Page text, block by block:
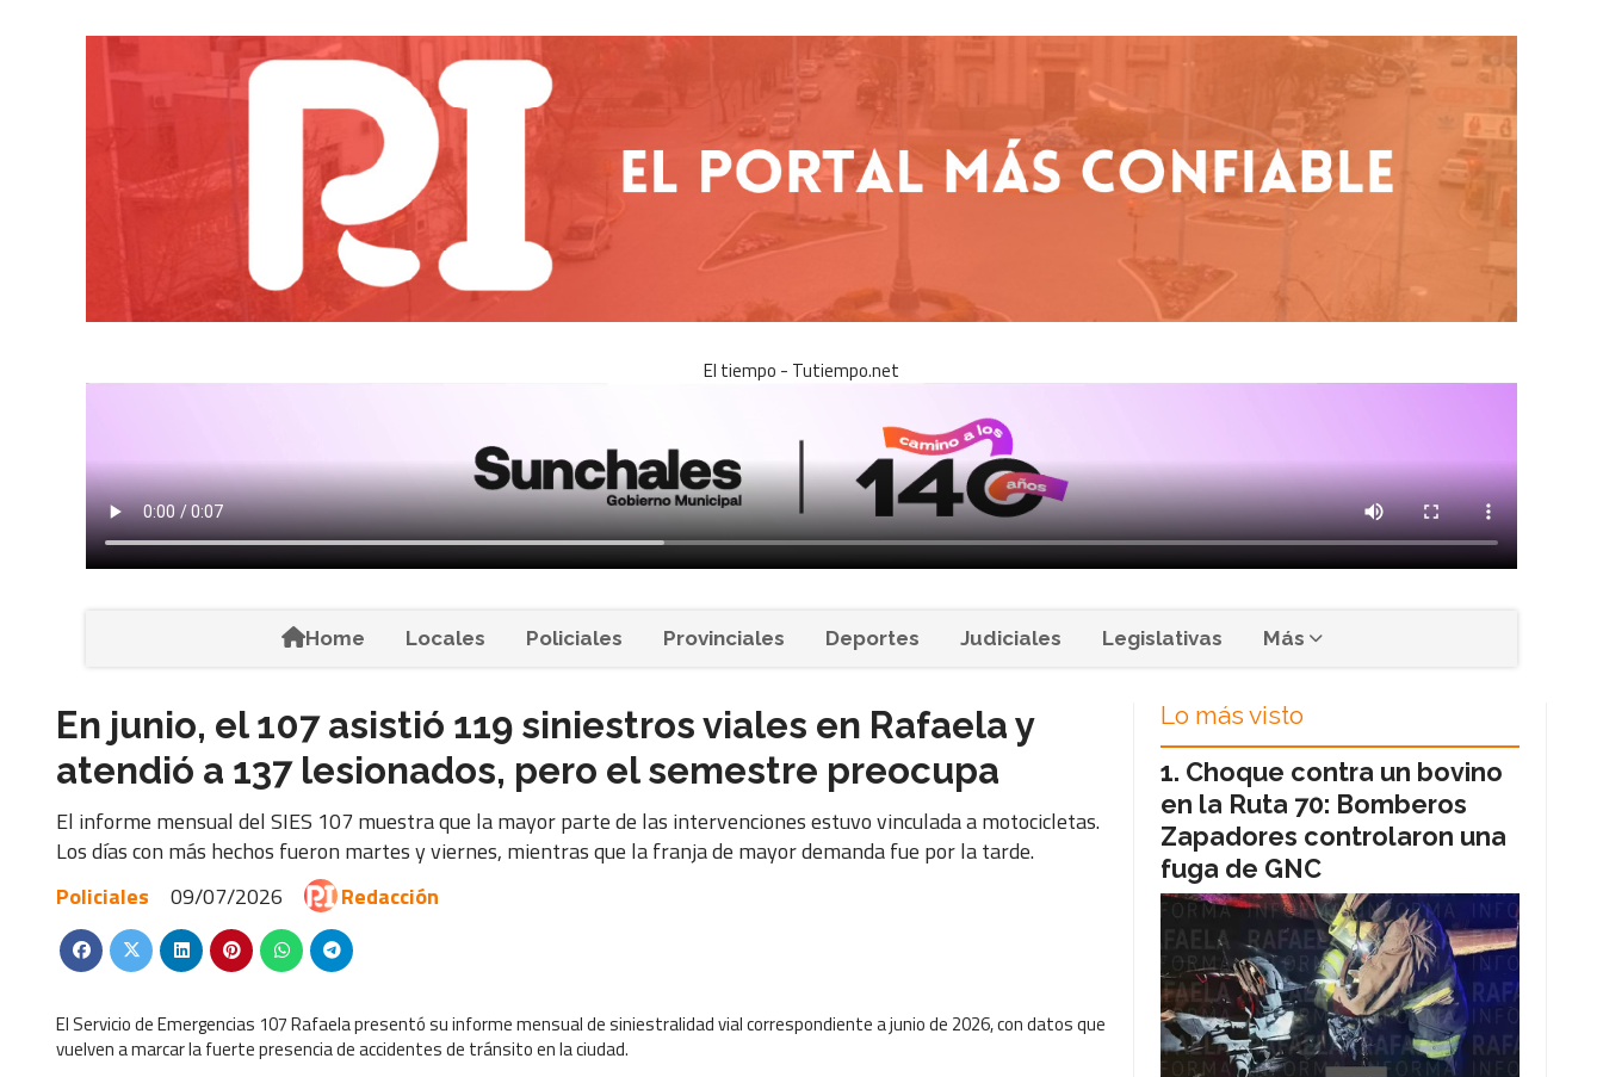
El tiempo - Tutiempo.net
Home Locales Policiales Provinciales Deportes Judiciales Legislativas Más
En junio, el 107 asistió 119 siniestros viales en Rafaela y
atendió a 137 lesionados, pero el semestre preocupa
El informe mensual del SIES 107 muestra que la mayor parte de las intervenciones estuvo vinculada a motocicletas.
Los días con más hechos fueron martes y viernes, mientras que la franja de mayor demanda fue por la tarde.
Policiales
09/07/2026 Redacción
El Servicio de Emergencias 107 Rafaela presentó su informe mensual de siniestralidad vial correspondiente a junio de 2026, con datos que
vuelven a marcar la fuerte presencia de accidentes de tránsito en la ciudad.
Lo más visto
Choque contra un bovino
en la Ruta 70: Bomberos
Zapadores controlaron una
fuga de GNC